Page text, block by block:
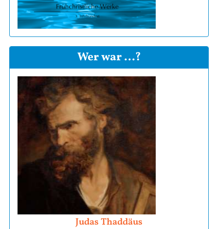
Wer war ...?
Judas Thaddäus